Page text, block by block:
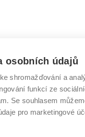
VYSOKÉ
Antonínská 548/1
602 00 Brno
osobních údajů
shromažďování a
funkcí ze
Se souhlasem
pro marketingové